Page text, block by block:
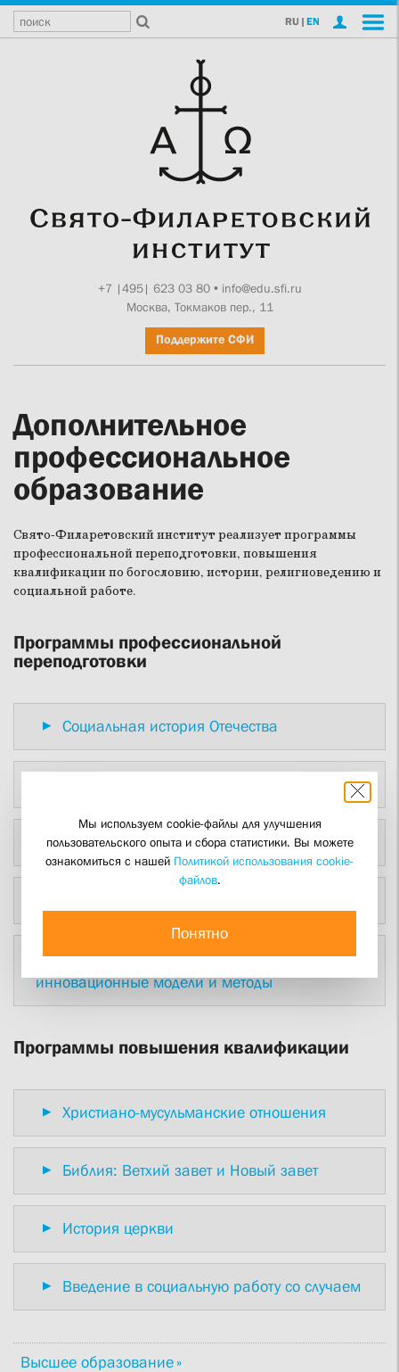
RU | EN
+7 |495| 623 03 80• info@edu.sfi.ru
Москва, Токмаков пер., 11
Поддержите СФИ
Дополнительное
профессиональное
образование
Свято-Филаретовский институт реализует программы
профессиональной переподготовки, повышения
квалификации по богословию, истории, религиоведению и
социальной работе.
Программы профессиональной
переподготовки
Социальная история Отечества
Основы православного богословия
Социальная работа со случаем:
инновационные модели и методы
Программы повышения квалификации
Христиано-мусульманские отношения
Библия: Ветхий завет и Новый завет
История церкви
Введение в социальную работу со случаем
Высшее образование
Мы используем cookie-файлы для улучшения
пользовательского опыта и сбора статистики. Вы можете
ознакомиться с нашей Политикой использования cookie-
файлов.
Понятно